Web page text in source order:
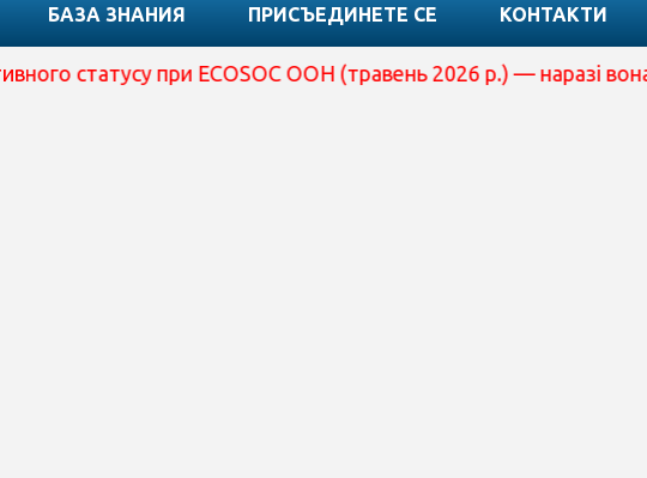
БАЗА ЗНАНИЯ ПРИСЪЕДИНЕТЕ СЕ КОНТАКТИ
при ECOSOC ООН (травень 2026 р.) — наразі вона